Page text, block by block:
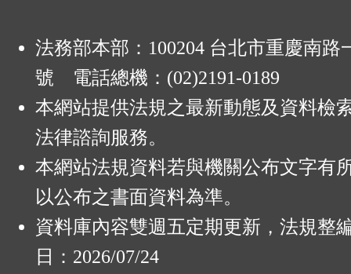
法務部本部：100204 台北市重慶南路
號 電話總機：(02)2191-0189
本網站提供法規之最新動態及資料檢
法律諮詢服務。
本網站法規資料若與機關公布文字有
以公布之書面資料為準。
資料庫內容雙週五定期更新，法規整
日：2026/07/24